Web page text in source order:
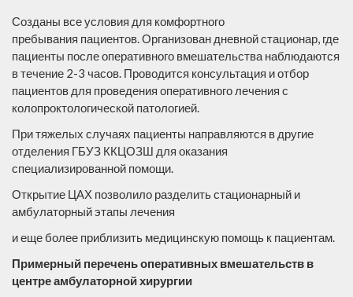
Созданы все условия для комфортного
пребывания пациентов. Организован дневной стационар, где
пациенты после оперативного вмешательства наблюдаются
в течение 2-3 часов. Проводится консультация и отбор
пациентов для проведения оперативного лечения с
колопроктологической патологией.
При тяжелых случаях пациенты направляются в другие
отделения ГБУЗ ККЦОЗШ для оказания
специализированной помощи.
Открытие ЦАХ позволило разделить стационарный и
амбулаторный этапы лечения
и еще более приблизить медицинскую помощь к пациентам.
Примерный перечень оперативных вмешательств в
центре амбулаторной хирургии